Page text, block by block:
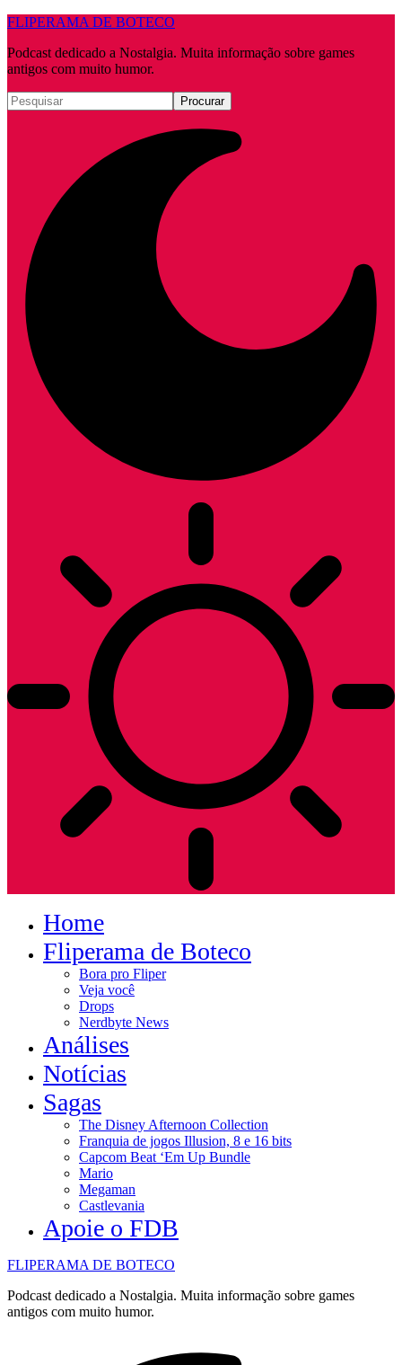
FLIPERAMA DE BOTECO
Podcast dedicado a Nostalgia. Muita informação sobre games
antigos com muito humor.
Home
Fliperama de Boteco
Bora pro Fliper
Veja você
Drops
Nerdbyte News
Análises
Notícias
Sagas
The Disney Afternoon Collection
Franquia de jogos Illusion, 8 e 16 bits
Capcom Beat ‘Em Up Bundle
Mario
Megaman
Castlevania
Apoie o FDB
FLIPERAMA DE BOTECO
Podcast dedicado a Nostalgia. Muita informação sobre games
antigos com muito humor.